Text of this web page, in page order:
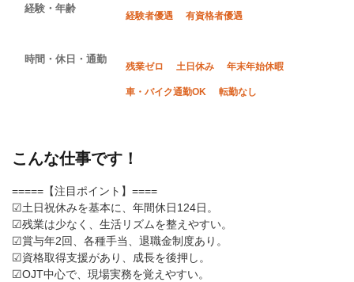
経験・年齢
経験者優遇 有資格者優遇
時間・休日・通勤
残業ゼロ 土日休み 年末年始休暇
車・バイク通勤OK 転勤なし
こんな仕事です！
=====【注目ポイント】====
☑土日祝休みを基本に、年間休日124日。
☑残業は少なく、生活リズムを整えやすい。
☑賞与年2回、各種手当、退職金制度あり。
☑資格取得支援があり、成長を後押し。
☑OJT中心で、現場実務を覚えやすい。